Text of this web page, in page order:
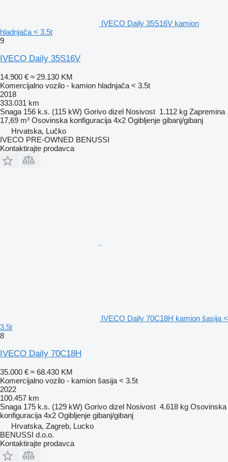
IVECO Daily 35S16V kamion
hladnjača < 3.5t
9
IVECO Daily 35S16V
14.900 € ≈ 29.130 KM
Komercijalno vozilo - kamion hladnjača < 3.5t
2018
333.031 km
Snaga 156 k.s. (115 kW) Gorivo dizel Nosivost 1.112 kg Zapremina
17,69 m³ Osovinska konfiguracija 4x2 Ogibljenje gibanj/gibanj
Hrvatska, Lučko
IVECO PRE-OWNED BENUSSI
Kontaktirajte prodavca
IVECO Daily 70C18H kamion šasija <
3.5t
8
IVECO Daily 70C18H
35.000 € ≈ 68.430 KM
Komercijalno vozilo - kamion šasija < 3.5t
2022
100.457 km
Snaga 175 k.s. (129 kW) Gorivo dizel Nosivost 4.618 kg Osovinska
konfiguracija 4x2 Ogibljenje gibanj/gibanj
Hrvatska, Zagreb, Lucko
BENUSSI d.o.o.
Kontaktirajte prodavca